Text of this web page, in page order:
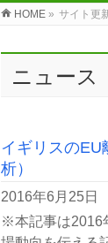
HOME » サイト更
ニュース
イギリスの
析）
2016年6月25日
※本記事は2016